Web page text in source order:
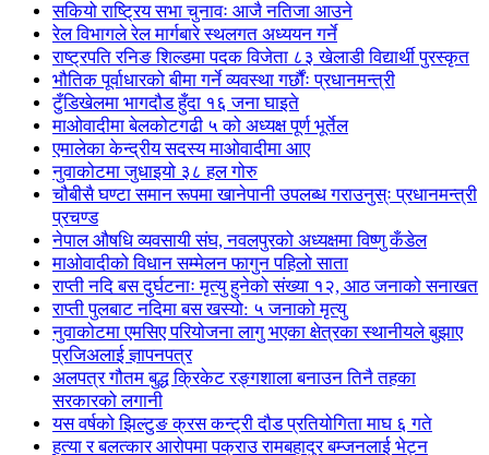
सकियो राष्ट्रिय सभा चुनावः आजै नतिजा आउने
रेल विभागले रेल मार्गबारे स्थलगत अध्ययन गर्ने
राष्ट्रपति रनिङ शिल्डमा पदक विजेता ८३ खेलाडी विद्यार्थी पुरस्कृत
भौतिक पूर्वाधारको बीमा गर्ने व्यवस्था गर्छौंः प्रधानमन्त्री
टुँडिखेलमा भागदौड हुँदा १६ जना घाइते
माओवादीमा बेलकोटगढी ५ को अध्यक्ष पूर्ण भूर्तेल
एमालेका केन्द्रीय सदस्य माओ‌वादीमा आए
नुवाकोटमा जुधाइयो ३८ हल गोरु
चौबीसै घण्टा समान रूपमा खानेपानी उपलब्ध गराउनुस्ः प्रधानमन्त्री
प्रचण्ड
नेपाल औषधि व्यवसायी संघ, नवलपुरको अध्यक्षमा विष्णु कँडेल
माओवादीको विधान सम्मेलन फागुन पहिलो साता
राप्ती नदि बस दुर्घटनाः मृत्यु हुनेको संख्या १२, आठ जनाको सनाखत
राप्ती पुलबाट नदिमा बस खस्यो: ५ जनाको मृत्यु
नुवाकोटमा एमसिए परियोजना लागु भएका क्षेत्रका स्थानीयले बुझाए
प्रजिअलाई ज्ञापनपत्र
अलपत्र गौतम बुद्ध क्रिकेट रङ्गशाला बनाउन तिनै तहका
सरकारको लगानी
यस वर्षको झिल्टुङ क्रस कन्ट्री दौड प्रतियोगिता माघ ६ गते
हत्या र बलत्कार आरोपमा पक्राउ रामबहादुर बम्जनलाई भेट्न